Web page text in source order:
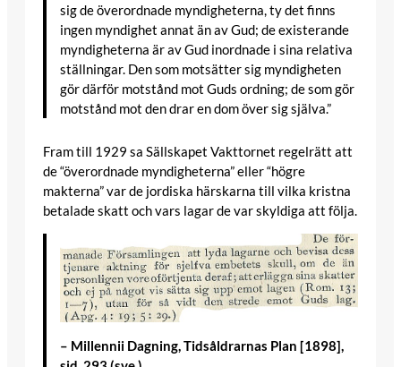
sig de överordnade myndigheterna, ty det finns
ingen myndighet annat än av Gud; de existerande
myndigheterna är av Gud inordnade i sina relativa
ställningar. Den som motsätter sig myndigheten
gör därför motstånd mot Guds ordning; de som gör
motstånd mot den drar en dom över sig själva.”
Fram till 1929 sa Sällskapet Vakttornet regelrätt att
de “överordnade myndigheterna” eller “högre
makterna” var de jordiska härskarna till vilka kristna
betalade skatt och vars lagar de var skyldiga att följa.
– Millennii Dagning, Tidsåldrarnas Plan [1898],